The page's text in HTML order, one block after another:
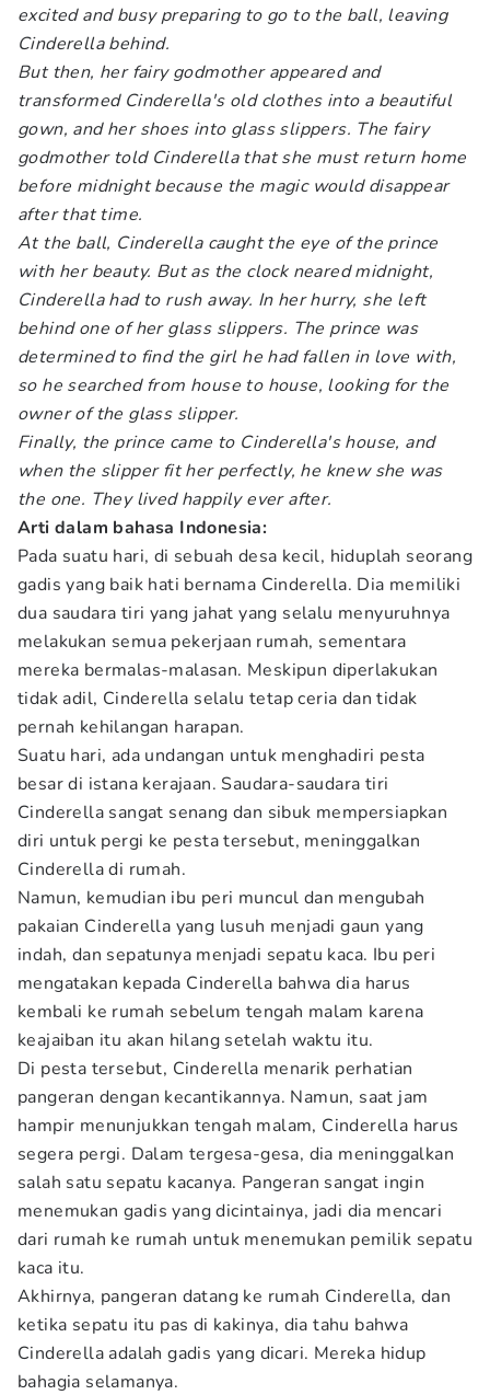
excited and busy preparing to go to the ball, leaving
Cinderella behind.
But then, her fairy godmother appeared and
transformed Cinderella's old clothes into a beautiful
gown, and her shoes into glass slippers. The fairy
godmother told Cinderella that she must return home
before midnight because the magic would disappear
after that time.
At the ball, Cinderella caught the eye of the prince
with her beauty. But as the clock neared midnight,
Cinderella had to rush away. In her hurry, she left
behind one of her glass slippers. The prince was
determined to find the girl he had fallen in love with,
so he searched from house to house, looking for the
owner of the glass slipper.
Finally, the prince came to Cinderella's house, and
when the slipper fit her perfectly, he knew she was
the one. They lived happily ever after.
Arti dalam bahasa Indonesia:
Pada suatu hari, di sebuah desa kecil, hiduplah seorang
gadis yang baik hati bernama Cinderella. Dia memiliki
dua saudara tiri yang jahat yang selalu menyuruhnya
melakukan semua pekerjaan rumah, sementara
mereka bermalas-malasan. Meskipun diperlakukan
tidak adil, Cinderella selalu tetap ceria dan tidak
pernah kehilangan harapan.
Suatu hari, ada undangan untuk menghadiri pesta
besar di istana kerajaan. Saudara-saudara tiri
Cinderella sangat senang dan sibuk mempersiapkan
diri untuk pergi ke pesta tersebut, meninggalkan
Cinderella di rumah.
Namun, kemudian ibu peri muncul dan mengubah
pakaian Cinderella yang lusuh menjadi gaun yang
indah, dan sepatunya menjadi sepatu kaca. Ibu peri
mengatakan kepada Cinderella bahwa dia harus
kembali ke rumah sebelum tengah malam karena
keajaiban itu akan hilang setelah waktu itu.
Di pesta tersebut, Cinderella menarik perhatian
pangeran dengan kecantikannya. Namun, saat jam
hampir menunjukkan tengah malam, Cinderella harus
segera pergi. Dalam tergesa-gesa, dia meninggalkan
salah satu sepatu kacanya. Pangeran sangat ingin
menemukan gadis yang dicintainya, jadi dia mencari
dari rumah ke rumah untuk menemukan pemilik sepatu
kaca itu.
Akhirnya, pangeran datang ke rumah Cinderella, dan
ketika sepatu itu pas di kakinya, dia tahu bahwa
Cinderella adalah gadis yang dicari. Mereka hidup
bahagia selamanya.